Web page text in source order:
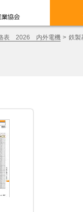
格表 2026 内外電機 鉄製